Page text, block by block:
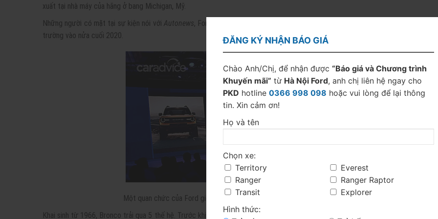
xuất tại nhà máy của hãng ở bang Michigan, Mỹ.
Những người có mặt tại sự kiện nói với Autonews, Ford có kế hoạch sản xuất Bronco hai phiên bản: hai và bốn cửa. Xe có mặt
trường vào nửa cuối 2020.
Một quan chức của Ford giới thiệu về mẫu SUV lấy cảm hứng thừ thiết kế Bronco.
Khai sinh từ 1966, Bronco trải qua 5 thế hệ. Trước khi dòng bán tải fullsize F-150 trở thành mẫu xe chủ lực của Ford giai đoạn
ĐĂNG KÝ NHẬN BÁO GIÁ
Chào Anh/Chị, để nhận được “Báo giá và Chương trình
Khuyến mãi” từ Hà Nội Ford, anh chị liên hệ ngay cho
PKD hotline ‭0366 998 098‬ hoặc vui lòng để lại thông
tin. Xin cảm ơn!
Họ và tên
Chọn xe:
Territory
Everest
Ranger
Ranger Raptor
Transit
Explorer
Hình thức: